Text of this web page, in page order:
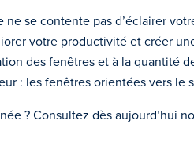
ne se contente pas d’éclairer
votre productivité et créer
des fenêtres et à la quantité
: les fenêtres orientées vers
? Consultez dès aujourd’hui